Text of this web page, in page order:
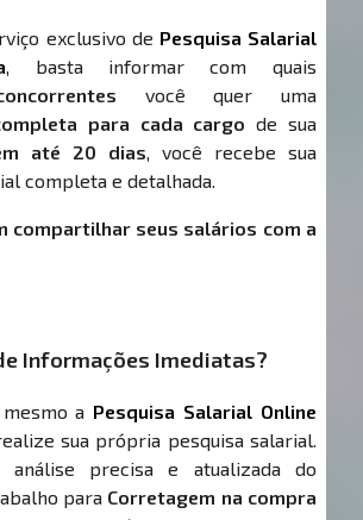
exclusivo de Pesquisa Salarial
, basta informar com quais
você quer uma
para cada cargo de sua
até 20 dias, você recebe sua
completa e detalhada.
compartilhar seus salários com a
Informações Imediatas?
a Pesquisa Salarial Online
sua própria pesquisa salarial.
análise precisa e atualizada do
para Corretagem na compra